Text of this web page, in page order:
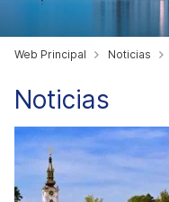
Web Principal Noticias
Noticias